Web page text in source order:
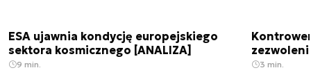
ESA ujawnia kondycję europejskiego
sektora kosmicznego [ANALIZA]
9 min. 3 min.